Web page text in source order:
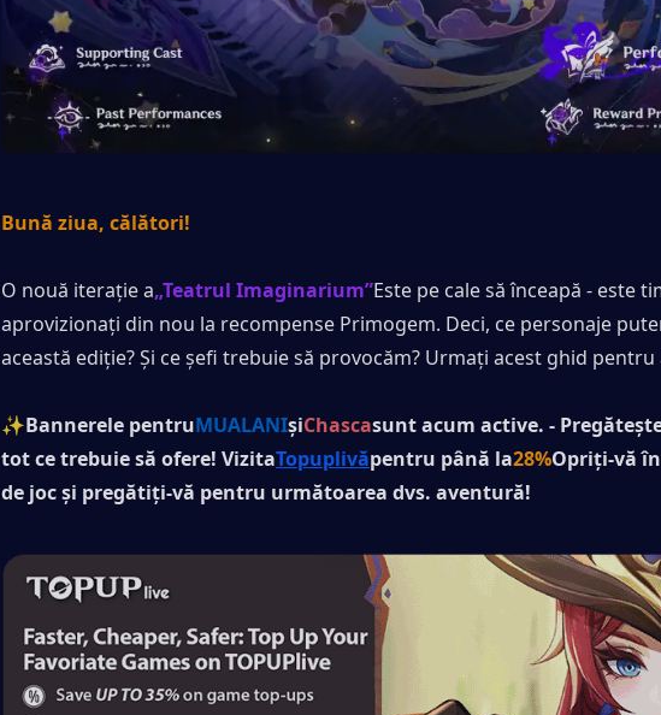
Bună ziua, călători!
O nouă iterație a„Teatrul Imaginarium”Este pe cale să înceapă - este
aprovizionați din nou la recompense Primogem. Deci, ce personaje
această ediție? Și ce șefi trebuie să provocăm? Urmați acest ghid pentru
✨Bannerele pentruMUALANIşiChascasunt acum active. -
tot ce trebuie să ofere! VizitaTopuplivăpentru până la28%Opriți-vă
de joc și pregătiți-vă pentru următoarea dvs. aventură!